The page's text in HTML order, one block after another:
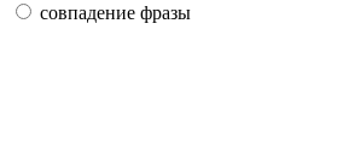
совпадение фразы